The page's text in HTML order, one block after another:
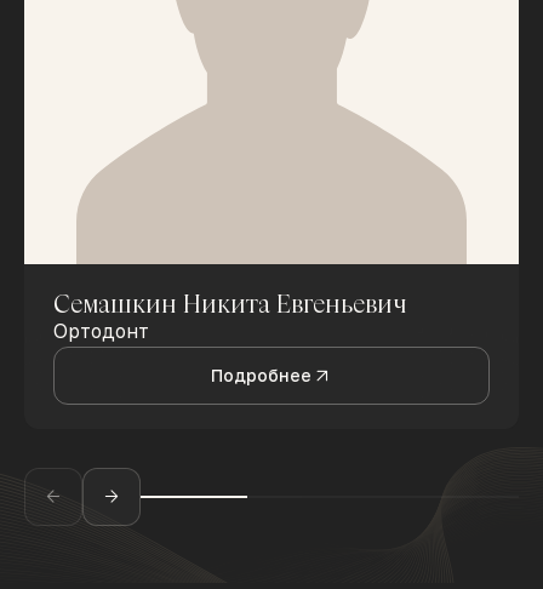
Семашкин Никита Евгеньевич
Ортодонт
Подробнее